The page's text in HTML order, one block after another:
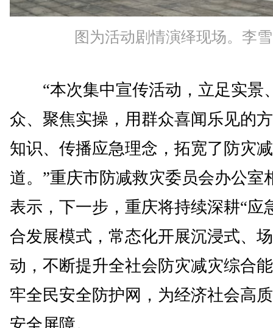
图为活动剧情演绎现场。李
“本次集中宣传活动，立足实景
众、聚焦实操，用群众喜闻乐见的
知识、传播应急理念，拓宽了防灾
道。”重庆市防减救灾委员会办公室
表示，下一步，重庆将持续深耕“应
合发展模式，常态化开展沉浸式、
动，不断提升全社会防灾减灾综合
牢全民安全防护网，为经济社会高
安全屏障。